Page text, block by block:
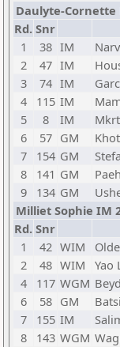
Daulyte-Cornette
Rd. Snr
1
38 IM
2
47 IM
3
74 IM
4
115 IM
5
8 IM
6
57 GM
7
154 GM
8
141 GM
9
134 GM
Milliet Sophie IM
Rd. Snr
1
42 WIM
2
48 WIM Yao
4
117 WGM
6
58 GM
7
155 IM
8
143 WGM